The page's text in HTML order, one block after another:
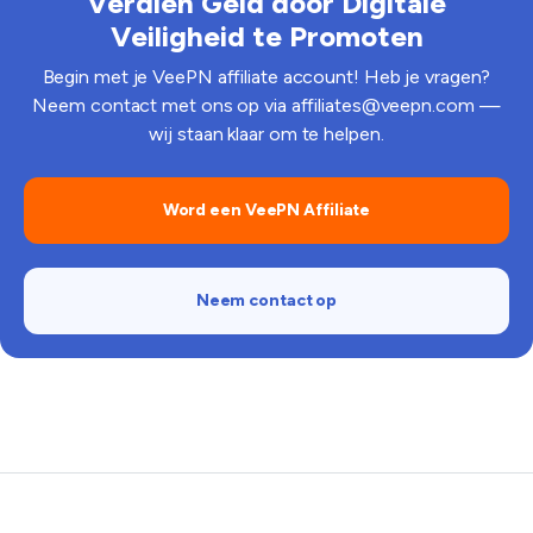
Veiligheid te Promoten
Begin met je VeePN affiliate account! Heb je vragen?
Neem contact met ons op via affiliates@veepn.com —
wij staan klaar om te helpen.
Word een VeePN Affiliate
Neem contact op